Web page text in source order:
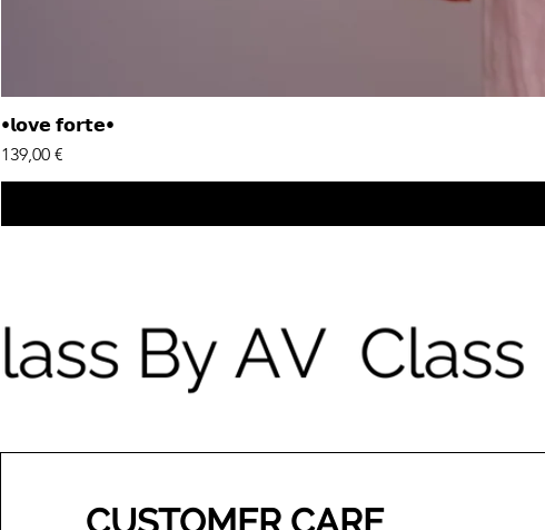
•𝗹𝗼𝘃𝗲 𝗳𝗼𝗿𝘁𝗲•
Price
139,00 €